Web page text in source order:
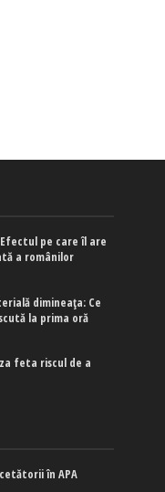
pe care îl are
a românilor
dimineața: Ce
la prima oră
feta riscul de a
în APA